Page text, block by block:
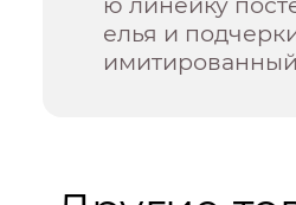
елья и
имитированный